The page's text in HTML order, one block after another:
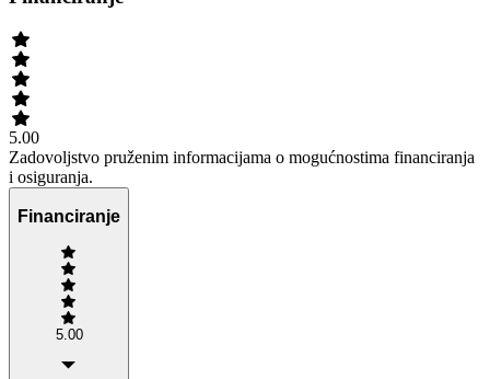
5.00
Zadovoljstvo pruženim informacijama o mogućnostima financiranja
i osiguranja.
Financiranje
5.00